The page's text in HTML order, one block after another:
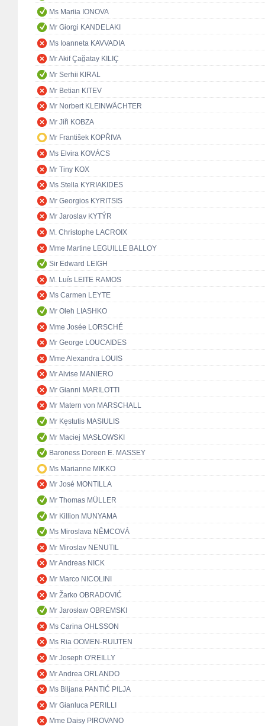
Ms Mariia IONOVA
Mr Giorgi KANDELAKI
Ms Ioanneta KAVVADIA
Mr Akif Çağatay KILIÇ
Mr Serhii KIRAL
Mr Betian KITEV
Mr Norbert KLEINWÄCHTER
Mr Jiři KOBZA
Mr František KOPŘIVA
Ms Elvira KOVÁCS
Mr Tiny KOX
Ms Stella KYRIAKIDES
Mr Georgios KYRITSIS
Mr Jaroslav KYTÝR
M. Christophe LACROIX
Mme Martine LEGUILLE BALLOY
Sir Edward LEIGH
M. Luís LEITE RAMOS
Ms Carmen LEYTE
Mr Oleh LIASHKO
Mme Josée LORSCHÉ
Mr George LOUCAIDES
Mme Alexandra LOUIS
Mr Alvise MANIERO
Mr Gianni MARILOTTI
Mr Matern von MARSCHALL
Mr Kęstutis MASIULIS
Mr Maciej MASŁOWSKI
Baroness Doreen E. MASSEY
Ms Marianne MIKKO
Mr José MONTILLA
Mr Thomas MÜLLER
Mr Killion MUNYAMA
Ms Miroslava NĚMCOVÁ
Mr Miroslav NENUTIL
Mr Andreas NICK
Mr Marco NICOLINI
Mr Žarko OBRADOVIĆ
Mr Jarosław OBREMSKI
Ms Carina OHLSSON
Ms Ria OOMEN-RUIJTEN
Mr Joseph O'REILLY
Mr Andrea ORLANDO
Ms Biljana PANTIĆ PILJA
Mr Gianluca PERILLI
Mme Daisy PIROVANO